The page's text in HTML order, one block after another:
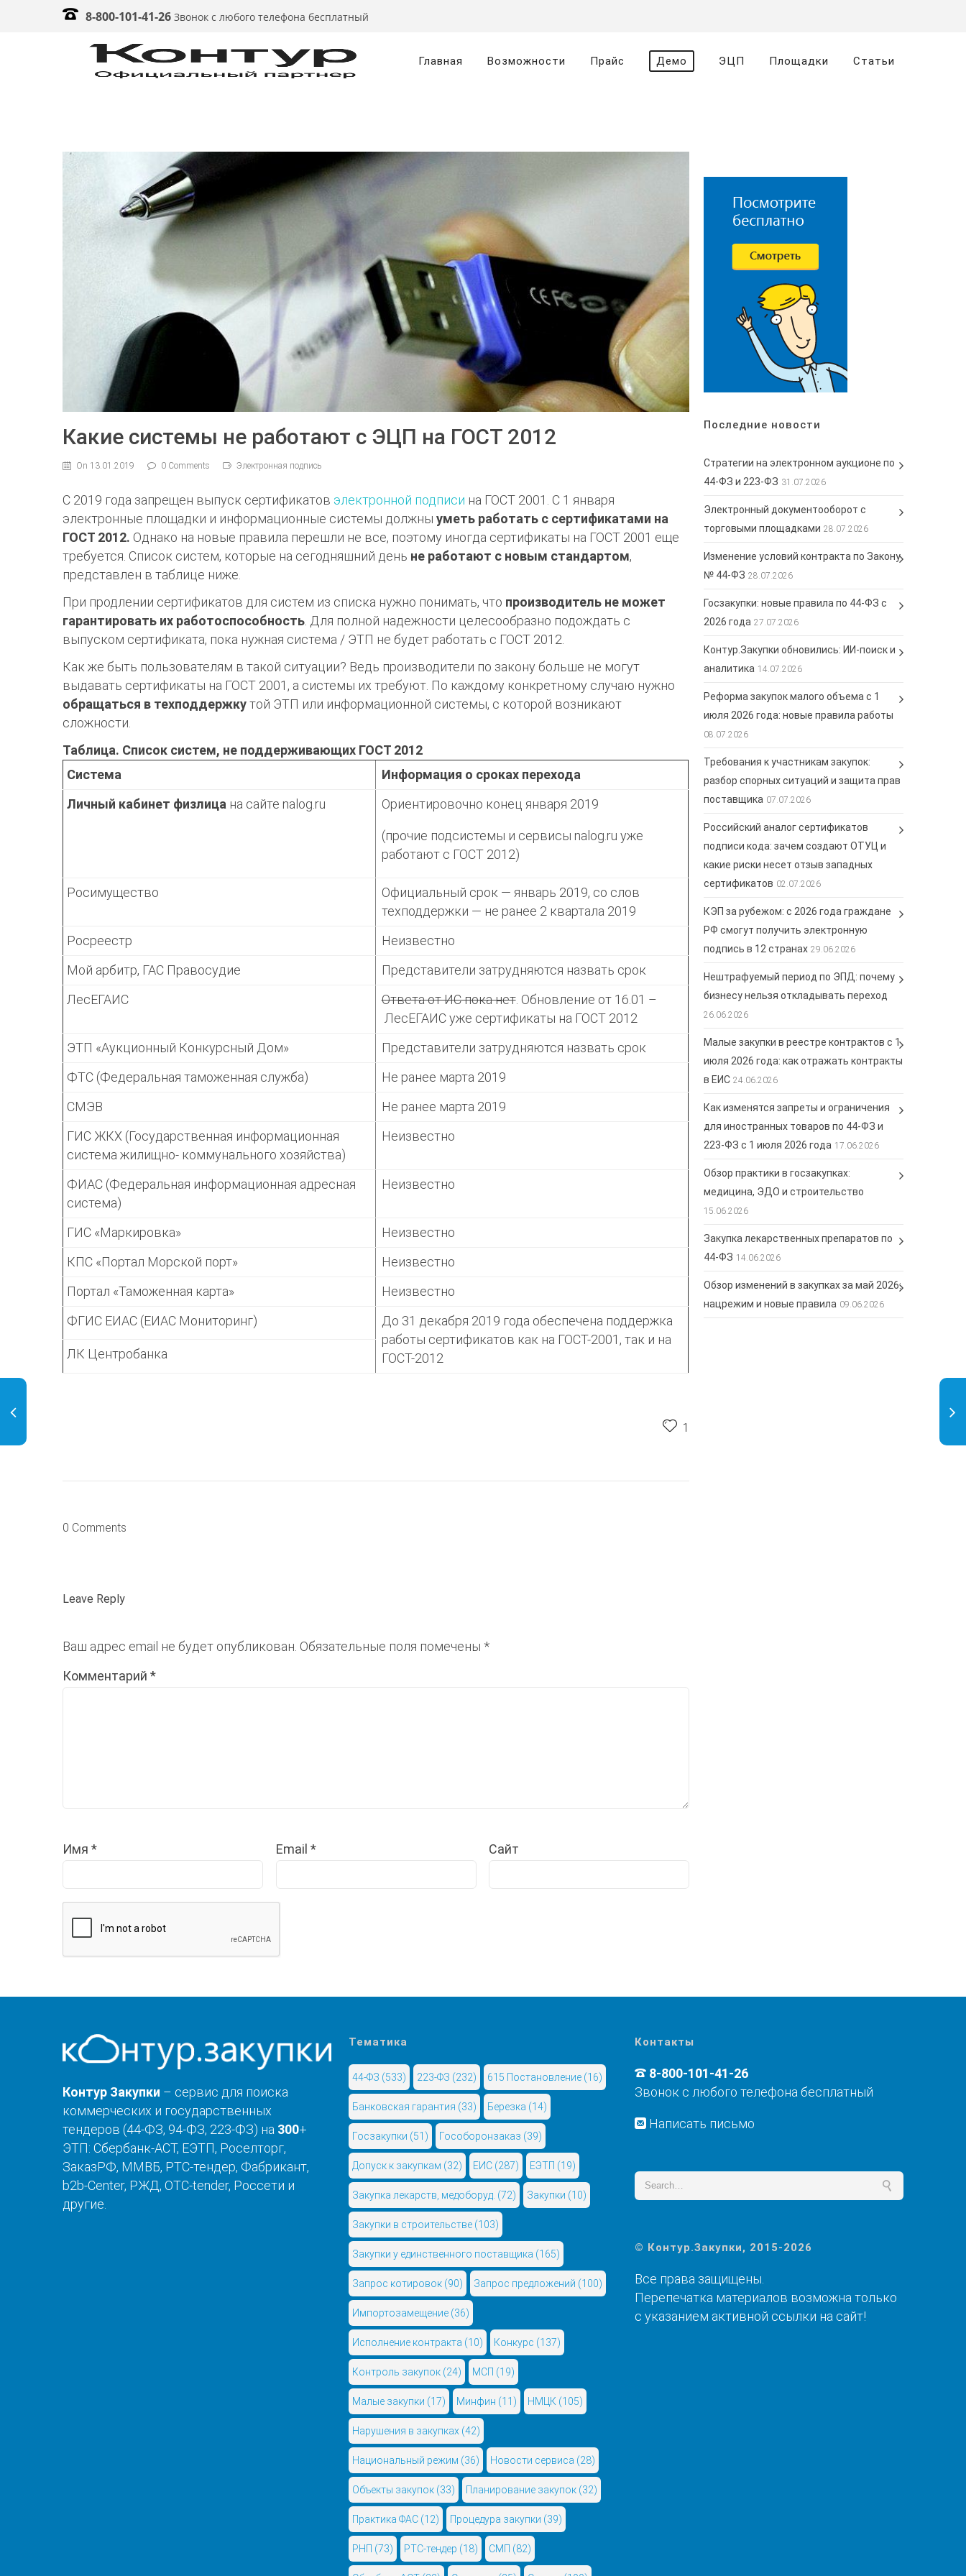
8-800-101-41-26 Звонок с любого телефона бесплатный
Главная Возможности Прайс Демо ЭЦП Площадки Статьи
Какие системы не работают с ЭЦП на ГОСТ 2012
On 13.01.2019 0 Comments Электронная подпись
C 2019 года запрещен выпуск сертификатов электронной подписи на ГОСТ 2001. С 1 января
электронные площадки и информационные системы должны уметь работать с сертификатами на
ГОСТ 2012. Однако на новые правила перешли не все, поэтому иногда сертификаты на ГОСТ 2001 еще
требуется. Список систем, которые на сегодняшний день не работают с новым стандартом,
представлен в таблице ниже.
При продлении сертификатов для систем из списка нужно понимать, что производитель не может
гарантировать их работоспособность . Для полной надежности целесообразно подождать с
выпуском сертификата, пока нужная система / ЭТП не будет работать с ГОСТ 2012.
Как же быть пользователям в такой ситуации? Ведь производители по закону больше не могут
выдавать сертификаты на ГОСТ 2001, а системы их требуют. По каждому конкретному случаю нужно
обращаться в техподдержкутой ЭТП или информационной системы, с которой возникают
сложности.
Таблица. Список систем, не поддерживающих ГОСТ 2012
Система
Информация о сроках перехода
Личный кабинет физлица на сайте nalog.ru Ориентировочно конец января 2019
(прочие подсистемы и сервисы nalog.ru уже
работают с ГОСТ 2012)
Росимущество
Официальный срок — январь 2019, со слов
техподдержки — не ранее 2 квартала 2019
Росреестр
Неизвестно
Мой арбитр, ГАС Правосудие
Представители затрудняются назвать срок
ЛесЕГАИС
Ответа от ИС пока нет. Обновление от 16.01 –
ЛесЕГАИС уже сертификаты на ГОСТ 2012
ЭТП «Аукционный Конкурсный Дом»
Представители затрудняются назвать срок
ФТС (Федеральная таможенная служба)
Не ранее марта 2019
СМЭВ
Не ранее марта 2019
ГИС ЖКХ (Государственная информационная
система жилищно- коммунального хозяйства)
Неизвестно
ФИАС (Федеральная информационная адресная
система)
Неизвестно
ГИС «Маркировка»
Неизвестно
КПС «Портал Морской порт»
Неизвестно
Портал «Таможенная карта»
Неизвестно
ФГИС ЕИАС (ЕИАС Мониторинг)
До 31 декабря 2019 года обеспечена поддержка
работы сертификатов как на ГОСТ-2001, так и на
ГОСТ-2012
ЛК Центробанка
1
0 Comments
Leave Reply
Ваш адрес email не будет опубликован. Обязательные поля помечены *
Комментарий*
Имя* Email * Сайт
Последние новости
Стратегии на электронном аукционе по
44-ФЗ и 223-ФЗ 31.07.2026
Электронный документооборот с
торговыми площадками 28.07.2026
Изменение условий контракта по Закону
№ 44-ФЗ 28.07.2026
Госзакупки: новые правила по 44-ФЗ с
2026 года 27.07.2026
Контур.Закупки обновились: ИИ-поиск и
аналитика 14.07.2026
Реформа закупок малого объема с 1
июля 2026 года: новые правила работы
08.07.2026
Требования к участникам закупок:
разбор спорных ситуаций и защита прав
поставщика 07.07.2026
Российский аналог сертификатов
подписи кода: зачем создают ОТУЦ и
какие риски несет отзыв западных
сертификатов 02.07.2026
КЭП за рубежом: с 2026 года граждане
РФ смогут получить электронную
подпись в 12 странах 29.06.2026
Нештрафуемый период по ЭПД: почему
бизнесу нельзя откладывать переход
26.06.2026
Малые закупки в реестре контрактов с 1
июля 2026 года: как отражать контракты
в ЕИС 24.06.2026
Как изменятся запреты и ограничения
для иностранных товаров по 44-ФЗ и
223-ФЗ с 1 июля 2026 года 17.06.2026
Обзор практики в госзакупках:
медицина, ЭДО и строительство
15.06.2026
Закупка лекарственных препаратов по
44-ФЗ 14.06.2026
Обзор изменений в закупках за май 2026:
нацрежим и новые правила 09.06.2026
Контур Закупки – сервис для поиска
коммерческих и государственных
тендеров (44-ФЗ, 94-ФЗ, 223-ФЗ) на 300+
ЭТП: Сбербанк-АСТ, ЕЭТП, Роселторг,
ЗаказРФ, ММВБ, РТС-тендер, Фабрикант,
b2b-Center, РЖД, OTC-tender, Россети и
другие.
Тематика
44-ФЗ (533) 223-ФЗ (232) 615 Постановление (16)
Банковская гарантия (33) Березка (14)
Госзакупки (51) Гособоронзаказ (39)
Допуск к закупкам (32) ЕИС (287) ЕЭТП (19)
Закупка лекарств, медоборуд. (72) Закупки (10)
Закупки в строительстве (103)
Закупки у единственного поставщика (165)
Запрос котировок (90) Запрос предложений (100)
Импортозамещение (36)
Исполнение контракта (10) Конкурс (137)
Контроль закупок (24) МСП (19)
Малые закупки (17) Минфин (11) НМЦК (105)
Нарушения в закупках (42)
Национальный режим (36) Новости сервиса (28)
Объекты закупок (33) Планирование закупок (32)
Практика ФАС (12) Процедура закупки (39)
РНП (73) РТС-тендер (18) СМП (82)
Контакты
8-800-101-41-26
Звонок с любого телефона бесплатный
Написать письмо
© Контур.Закупки, 2015-2026
Все права защищены.
Перепечатка материалов возможна только
с указанием активной ссылки на сайт!